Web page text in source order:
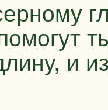
и